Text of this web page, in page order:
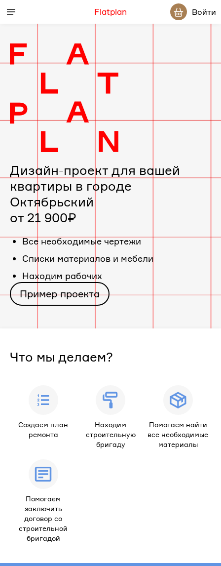
Flatplan Войти
Дизайн-проект для вашей
квартиры в городе
Октябрьский
от 21 900₽
Все необходимые чертежи
Cписки материалов и мебели
Находим рабочих
Пример проекта
Что мы делаем?
Создаем план
ремонта
Находим
строительную
бригаду
Помогаем найти
все необходимые
материалы
Помогаем
заключить
договор со
строительной
бригадой